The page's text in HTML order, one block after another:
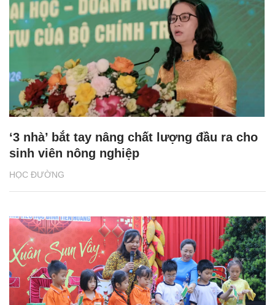
HỌC ĐƯỜNG
‘3 nhà’ bắt tay nâng chất lượng đầu ra cho
sinh viên nông nghiệp